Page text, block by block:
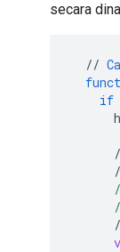
secara
//
if